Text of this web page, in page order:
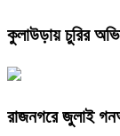
কুলাউড়ায় চুরির
রাজনগরে জুলাই